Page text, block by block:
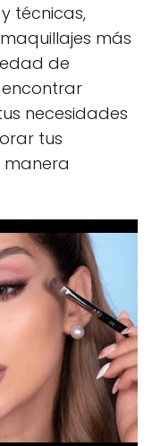
técnicas,
más
de
necesidades
tus
manera